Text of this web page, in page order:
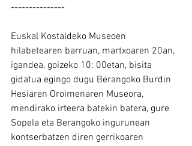
---------------
Euskal Kostaldeko Museoen
hilabetearen barruan, martxoaren 20an,
igandea, goizeko 10: 00etan, bisita
gidatua egingo dugu Berangoko Burdin
Hesiaren Oroimenaren Museora,
mendirako irteera batekin batera, gure
Sopela eta Berangoko ingurunean
kontserbatzen diren gerrikoaren